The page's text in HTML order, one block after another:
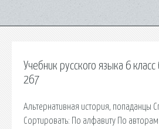
Учебник русского языка 6
267
Альтернативная история, попаданцы
Сортировать: По алфавиту По